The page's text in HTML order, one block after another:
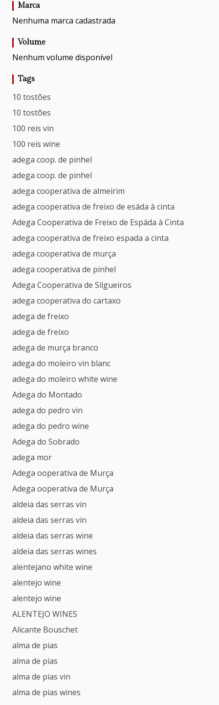
Marca
Nenhuma marca cadastrada
Volume
Nenhum volume disponível
Tags
10 tostões
10 tostões
100 reis vin
100 reis wine
adega coop. de pinhel
adega coop. de pinhel
adega cooperativa de almeirim
adega cooperativa de freixo de esáda à cinta
Adega Cooperativa de Freixo de Espáda à Cinta
adega cooperativa de freixo espada a cinta
adega cooperativa de murça
adega cooperativa de pinhel
Adega Cooperativa de Silgueiros
adega cooperativa do cartaxo
adega de freixo
adega de freixo
adega de murça branco
adega do moleiro vin blanc
adega do moleiro white wine
Adega do Montado
adega do pedro vin
adega do pedro wine
Adega do Sobrado
adega mor
Adega ooperativa de Murça
Adega ooperativa de Murça
aldeia das serras vin
aldeia das serras vin
aldeia das serras wine
aldeia das serras wines
alentejano white wine
alentejo wine
alentejo wine
ALENTEJO WINES
Alicante Bouschet
alma de pias
alma de pias
alma de pias vin
alma de pias wines